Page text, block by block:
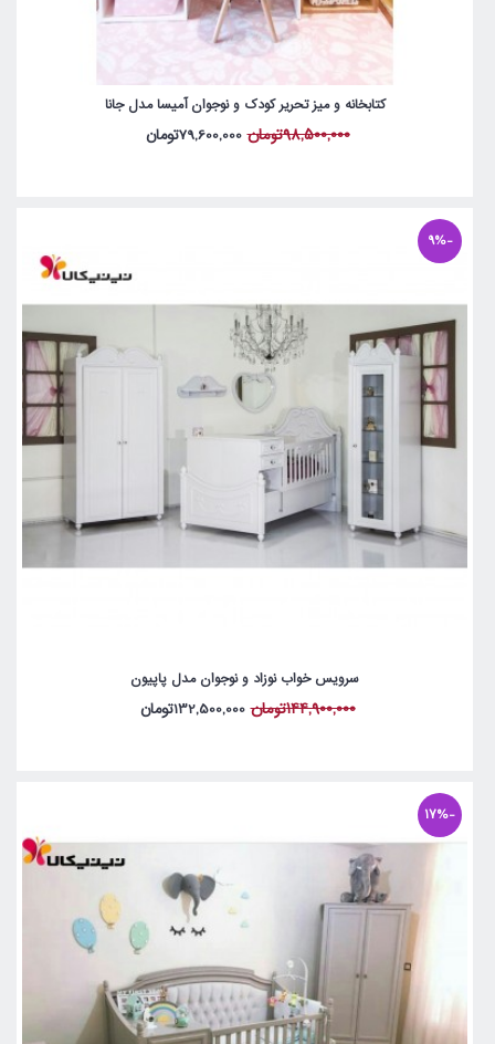
کتابخانه و میز تحریر کودک و نوجوان آمیسا مدل جانا
98,500,000تومان 79,600,000تومان
-9%
سرویس خواب نوزاد و نوجوان مدل پاپیون
144,900,000تومان 132,500,000تومان
-17%